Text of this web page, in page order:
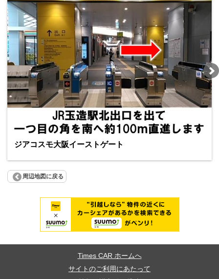
ジアコスモ大阪イーストゲート
周辺地図に戻る
Times CAR ホームへ
サイトのご利用にあたって